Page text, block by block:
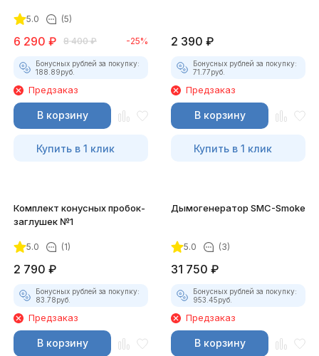
5.0 (5)
6 290 ₽ 8 400 ₽ -25%
Бонусных рублей за покупку:
188.89руб.
Предзаказ
В корзину
Купить в 1 клик
2 390 ₽
Бонусных рублей за покупку:
71.77руб.
Предзаказ
В корзину
Купить в 1 клик
Комплект конусных пробок-
заглушек №1
5.0 (1)
2 790 ₽
Бонусных рублей за покупку:
83.78руб.
Предзаказ
В корзину
Дымогенератор SMC-Smoke
5.0 (3)
31 750 ₽
Бонусных рублей за покупку:
953.45руб.
Предзаказ
В корзину